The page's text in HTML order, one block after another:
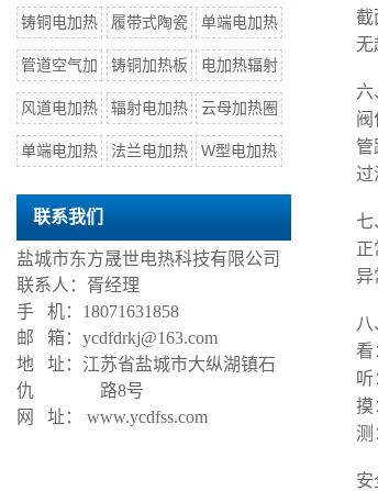
铸铜电加热 履带式陶瓷 单端电加热
管道空气加 铸铜加热板 电加热辐射
风道电加热 辐射电加热 云母加热圈
单端电加热 法兰电加热 W型电加热
联系我们
盐城市东方晟世电热科技有限公司
联系人：胥经理
手 机：18071631858
邮 箱：ycdfdrkj@163.com
地 址：江苏省盐城市大纵湖镇石
仇 路8号
网 址： www.ycdfss.com
截
无
六
阀
管
过
七
正
异
看
听
摸
测
安